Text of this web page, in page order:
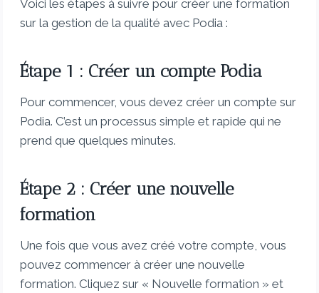
Voici les étapes à suivre pour créer une formation
sur la gestion de la qualité avec Podia :
Étape 1 : Créer un compte Podia
Pour commencer, vous devez créer un compte sur
Podia. C’est un processus simple et rapide qui ne
prend que quelques minutes.
Étape 2 : Créer une nouvelle
formation
Une fois que vous avez créé votre compte, vous
pouvez commencer à créer une nouvelle
formation. Cliquez sur « Nouvelle formation » et